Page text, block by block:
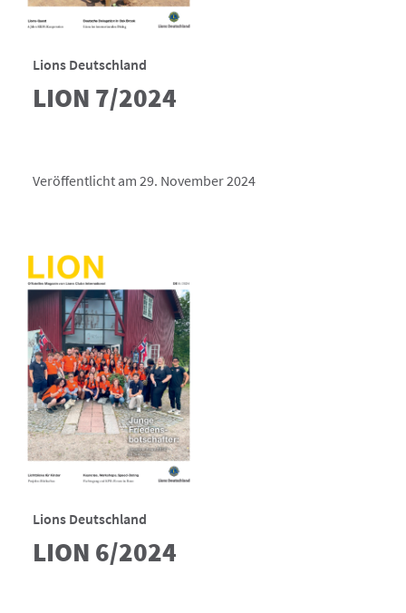
Lions Deutschland
LION 7/2024
Veröffentlicht am 29. November 2024
Lions Deutschland
LION 6/2024